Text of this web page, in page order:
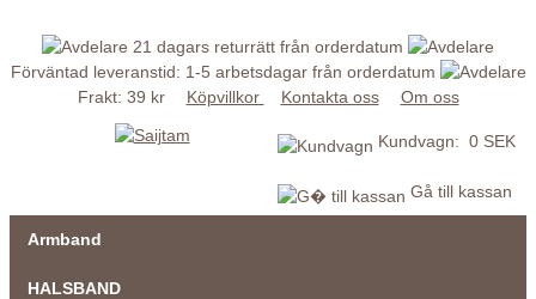
21 dagars returrätt från orderdatum
Förväntad leveranstid: 1-5 arbetsdagar från orderdatum
Frakt: 39 kr
Köpvillkor Kontakta oss Om oss
Kundvagn: 0 SEK
Gå till kassan
Armband
HALSBAND